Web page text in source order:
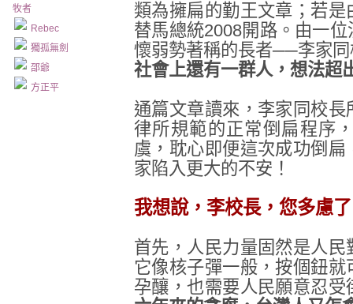
牧者
Rebec
獨孤無劍
邵爺
方正平
類為擁扁的勤王文章；若
替馬總統2008開路。由一
懷弱勢著稱的長者──李家
社會上還有一群人，想法超
通篇文章讀來，李家同校
律所規範的正常倒扁程序
虞，耽心即便這次成功倒
家陷入更大的不安！
我想說，李校長，您多慮
首先，人民力量固然是人
它像核子彈一般，按個鈕
孕釀，也需要人民願意忍受